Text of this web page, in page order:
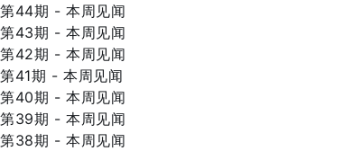
第44期 - 本周见闻
第43期 - 本周见闻
第42期 - 本周见闻
第41期 - 本周见闻
第40期 - 本周见闻
第39期 - 本周见闻
第38期 - 本周见闻